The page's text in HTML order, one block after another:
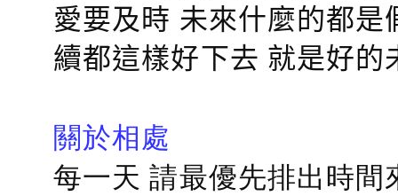
愛要及時 未來什麼的都
續都這樣好下去 就是好的
關於相處
每一天 請最優先排出時